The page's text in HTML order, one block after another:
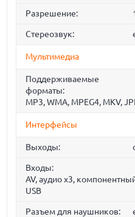
Разрешение:
Стереозвук:
Мультимедиа
Поддерживаемые
форматы:
MP3, WMA, MPEG4, MKV,
Интерфейсы
Выходы:
Входы:
AV, аудио x3,
USB
Разъем для наушников: